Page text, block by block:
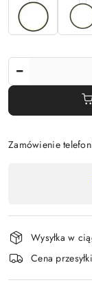
Zamówienie
płatność
i
dostawa
Wysyłka w
Cena